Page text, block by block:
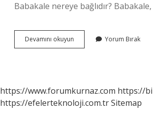
Babakale nereye bağlıdır?
Devamını okuyun Babakale
De
Yorum Bırak
https://www.forumkurnaz.com https://
https://efelerteknoloji.com.trSitemap